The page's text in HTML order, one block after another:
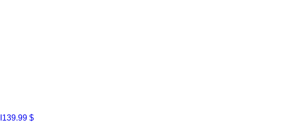
139.99 $